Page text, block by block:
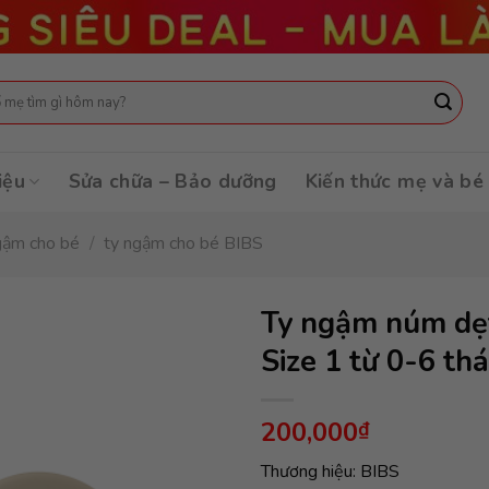
Sửa chữa – Bảo dưỡng Kiến thức mẹ và bé
cho bé / ty ngậm cho bé BIBS
Ty ngậm núm
Size 1 từ 0-6
200,000₫
Thương hiệu: BIBS